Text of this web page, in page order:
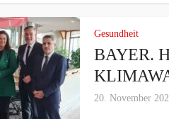
Gesundheit
BAYER.
20. November